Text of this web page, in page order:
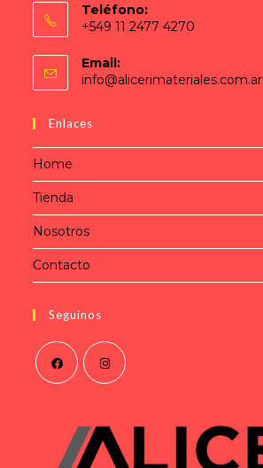
Teléfono:
+549 11 2477 4270
Email:
info@alicerimateriales.com.ar
Enlaces
Home
Tienda
Nosotros
Contacto
Seguinos